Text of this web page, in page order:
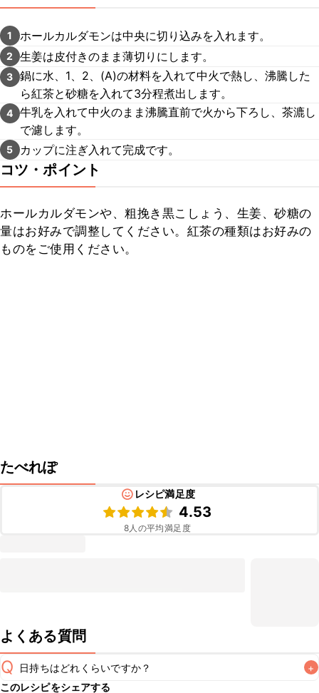
1 ホールカルダモンは中央に切り込みを入れます。
2 生姜は皮付きのまま薄切りにします。
3 鍋に水、1、2、(A)の材料を入れて中火で熱し、沸騰した
ら紅茶と砂糖を入れて3分程煮出します。
4 牛乳を入れて中火のまま沸騰直前で火から下ろし、茶漉し
で濾します。
5 カップに注ぎ入れて完成です。
コツ・ポイント
ホールカルダモンや、粗挽き黒こしょう、生姜、砂糖の
量はお好みで調整してください。紅茶の種類はお好みの
ものをご使用ください。
たべれぽ
レシピ満足度
4.53
8人の平均満足度
よくある質問
Q 日持ちはどれくらいですか？
+
このレシピをシェアする